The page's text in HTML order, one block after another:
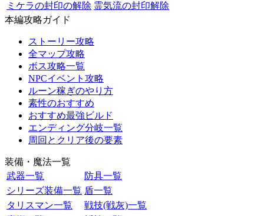
ミケラの封印の解除 霊気流の封印解除
本編攻略ガイド
ストーリー攻略
全マップ攻略
ボス攻略一覧
NPCイベント攻略
ルーン稼ぎのやり方
素性のおすすめ
おすすめ最強ビルド
エンディング分岐一覧
周回とクリア後の要素
装備・魔法一覧
武器一覧
防具一覧
シリーズ装備一覧 盾一覧
タリスマン一覧
戦技(戦灰)一覧